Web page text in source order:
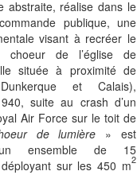
abstraite, réalise dans le
publique, une
visant à recréer le
choeur de l’église de
située à proximité de
et Calais),
suite au crash d’un
Air Force sur le toit de
de lumière » est
ensemble de 15
sur les 450 m2